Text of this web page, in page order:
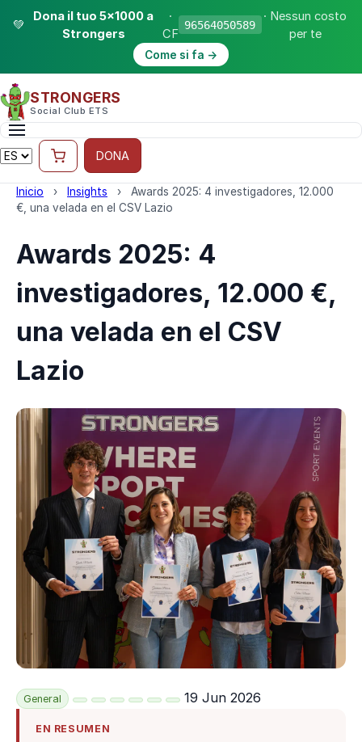
💚
Dona il tuo 5×1000 a
Strongers
·
CF
96564050589
· Nessun costo
per te
Come si fa →
STRONGERS
Social Club ETS
DONA
Inicio › Insights ›
Awards 2025: 4 investigadores, 12.000
€, una velada en el CSV Lazio
Awards 2025: 4
investigadores, 12.000 €,
una velada en el CSV
Lazio
General 19 Jun 2026
EN RESUMEN